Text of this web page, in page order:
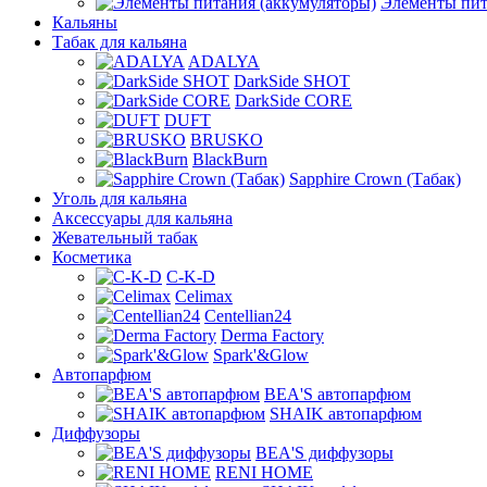
Кальяны
Табак для кальяна
ADALYA
DarkSide SHOT
DarkSide CORE
DUFT
BRUSKO
BlackBurn
Sapphire Crown (Табак)
Уголь для кальяна
Аксессуары для кальяна
Жевательный табак
Косметика
C-K-D
Celimax
Centellian24
Derma Factory
Spark'&Glow
Автопарфюм
BEA'S автопарфюм
SHAIK автопарфюм
Диффузоры
BEA'S диффузоры
RENI HOME